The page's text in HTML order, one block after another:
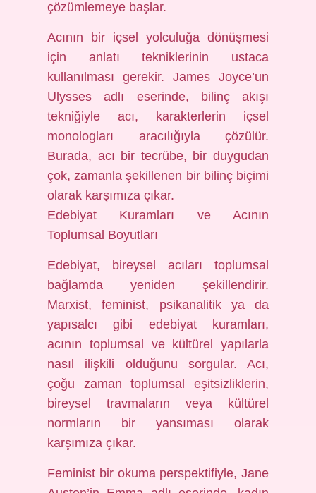
çözümlemeye başlar.
Acının bir içsel yolculuğa dönüşmesi
için anlatı tekniklerinin ustaca
kullanılması gerekir. James Joyce’un
Ulysses adlı eserinde, bilinç akışı
tekniğiyle acı, karakterlerin içsel
monologları aracılığıyla çözülür.
Burada, acı bir tecrübe, bir duygudan
çok, zamanla şekillenen bir bilinç biçimi
olarak karşımıza çıkar.
Edebiyat Kuramları ve Acının
Toplumsal Boyutları
Edebiyat, bireysel acıları toplumsal
bağlamda yeniden şekillendirir.
Marxist, feminist, psikanalitik ya da
yapısalcı gibi edebiyat kuramları,
acının toplumsal ve kültürel yapılarla
nasıl ilişkili olduğunu sorgular. Acı,
çoğu zaman toplumsal eşitsizliklerin,
bireysel travmaların veya kültürel
normların bir yansıması olarak
karşımıza çıkar.
Feminist bir okuma perspektifiyle, Jane